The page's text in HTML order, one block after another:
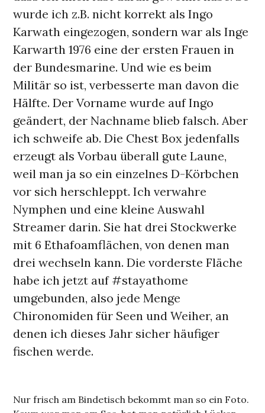
wurde ich z.B. nicht korrekt als Ingo
Karwath eingezogen, sondern war als Inge
Karwarth 1976 eine der ersten Frauen in
der Bundesmarine. Und wie es beim
Militär so ist, verbesserte man davon die
Hälfte. Der Vorname wurde auf Ingo
geändert, der Nachname blieb falsch. Aber
ich schweife ab. Die Chest Box jedenfalls
erzeugt als Vorbau überall gute Laune,
weil man ja so ein einzelnes D-Körbchen
vor sich herschleppt. Ich verwahre
Nymphen und eine kleine Auswahl
Streamer darin. Sie hat drei Stockwerke
mit 6 Ethafoamflächen, von denen man
drei wechseln kann. Die vorderste Fläche
habe ich jetzt auf #stayathome
umgebunden, also jede Menge
Chironomiden für Seen und Weiher, an
denen ich dieses Jahr sicher häufiger
fischen werde.
Nur frisch am Bindetisch bekommt man so ein Foto.